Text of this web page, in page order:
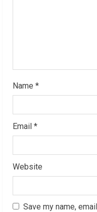
Name *
Email *
Website
Save my name,